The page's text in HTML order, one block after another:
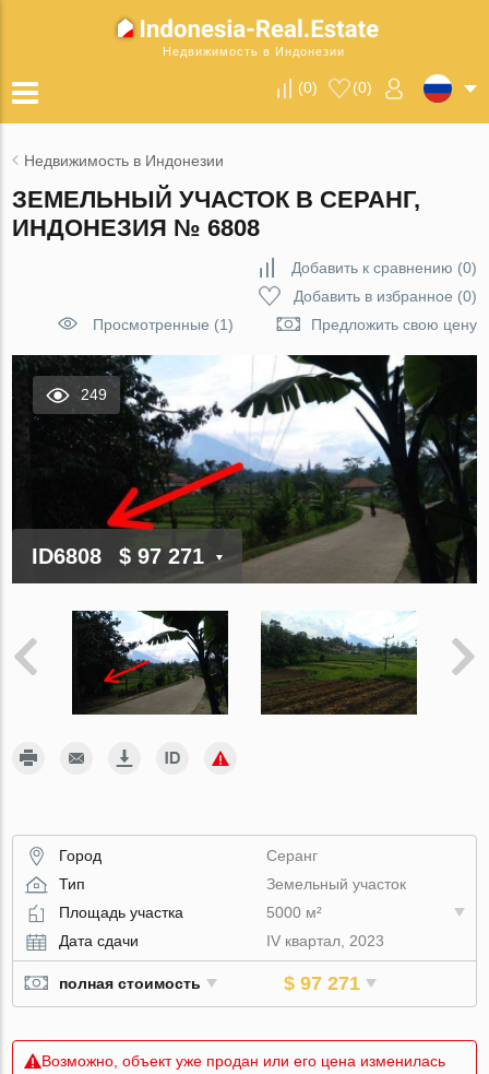
Недвижимость в Индонезии
(0) (0)
Недвижимость в Индонезии
ЗЕМЕЛЬНЫЙ УЧАСТОК В СЕРАНГ,
ИНДОНЕЗИЯ № 6808
Добавить к сравнению (0)
Добавить в избранное (0)
Просмотренные (1)
Предложить свою цену
249
ID6808 $ 97 271
Город
Серанг
Тип
Земельный участок
Площадь участка
5000 м²
Дата сдачи
IV квартал, 2023
полная стоимость $ 97 271
Возможно, объект уже продан или его цена изменилась